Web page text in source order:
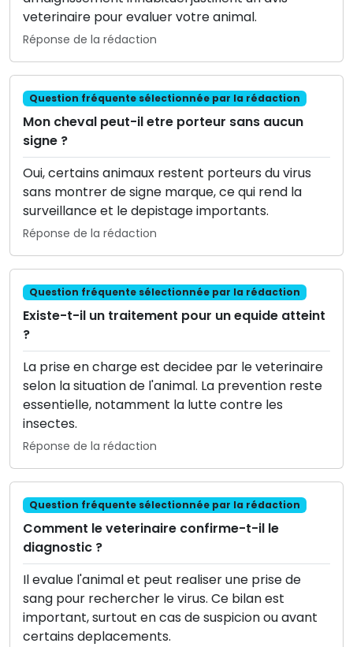
veterinaire pour evaluer votre animal.
Réponse de la rédaction
Question fréquente sélectionnée par la rédaction
Mon cheval peut-il etre porteur sans aucun
signe ?
Oui, certains animaux restent porteurs du virus
sans montrer de signe marque, ce qui rend la
surveillance et le depistage importants.
Réponse de la rédaction
Question fréquente sélectionnée par la rédaction
Existe-t-il un traitement pour un equide atteint
?
La prise en charge est decidee par le veterinaire
selon la situation de l'animal. La prevention reste
essentielle, notamment la lutte contre les
insectes.
Réponse de la rédaction
Question fréquente sélectionnée par la rédaction
Comment le veterinaire confirme-t-il le
diagnostic ?
Il evalue l'animal et peut realiser une prise de
sang pour rechercher le virus. Ce bilan est
important, surtout en cas de suspicion ou avant
certains deplacements.